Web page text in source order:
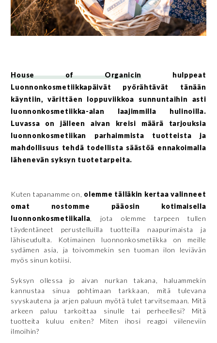
House of Organicin hulppeat
Luonnonkosmetiikkapäivät pyörähtävät tänään
käyntiin, värittäen loppuviikkoa sunnuntaihin asti
luonnonkosmetiikka-alan laajimmilla hulinoilla.
Luvassa on jälleen aivan kreisi määrä tarjouksia
luonnonkosmetiikan parhaimmista tuotteista ja
mahdollisuus tehdä todellista säästöä ennakoimalla
lähenevän syksyn tuotetarpeita.
Kuten tapanamme on, olemme tälläkin kertaa valinneet
omat nostomme pääosin kotimaisella
luonnonkosmetiikalla, jota olemme tarpeen tullen
täydentäneet perustelluilla tuotteilla naapurimaista ja
lähiseudulta. Kotimainen luonnonkosmetiikka on meille
sydämen asia, ja toivommekin sen tuoman ilon leviävän
myös sinun kotiisi.
Syksyn ollessa jo aivan nurkan takana, haluammekin
kannustaa sinua pohtimaan tarkkaan, mitä tulevana
syyskautena ja arjen paluun myötä tulet tarvitsemaan. Mitä
arkeen paluu tarkoittaa sinulle tai perheellesi? Mitä
tuotteita kuluu eniten? Miten ihosi reagoi viileneviin
ilmoihin?